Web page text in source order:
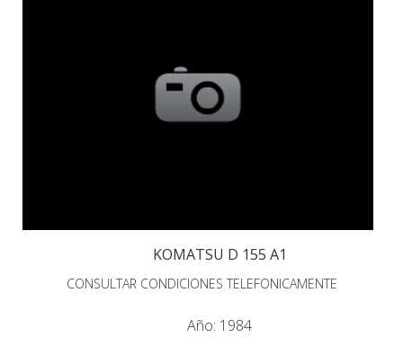
KOMATSU D 155 A1
CONSULTAR CONDICIONES TELEFONICAMENTE
Año: 1984